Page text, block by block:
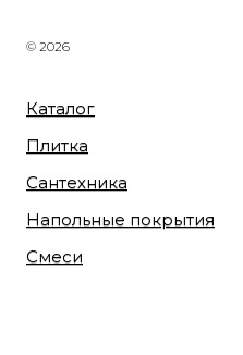
© 2026
Каталог
Плитка
Сантехника
Напольные покрытия
Смеси